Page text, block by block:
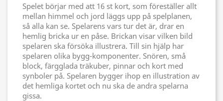
Spelet börjar med att 16 st kort, som föreställer allt
mellan himmel och jord läggs upp på spelplanen,
så alla kan se. Spelarens vars tur det är, drar en
hemlig bricka ur en påse. Brickan visar vilken bild
spelaren ska försöka illustrera. Till sin hjälp har
spelaren olika bygg-komponenter. Snören, små
block, färgglada träkuber, pinnar och kort med
synboler på. Spelaren bygger ihop en illustration av
det hemliga kortet och nu ska de andra spelarna
gissa.